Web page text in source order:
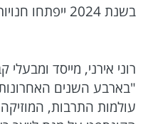
בשנת 2024 ייפתחו חנויות נוספות במיאמי ובניו יורק.
רוני אירני, מייסד
"בארבע השנים
עולמות התרבות,